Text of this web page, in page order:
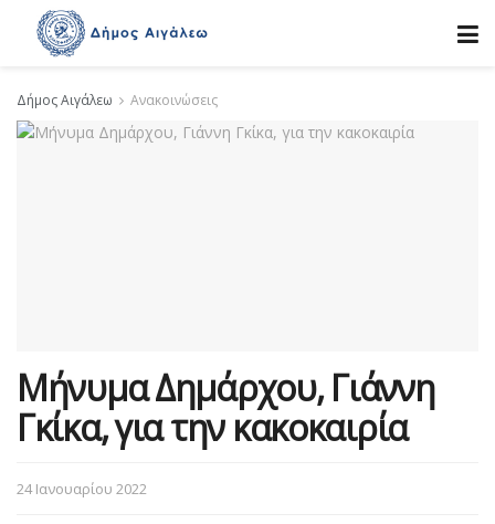
Δήμος Αιγάλεω Ανακοινώσεις
Μήνυμα Δημάρχου, Γιάννη
Γκίκα, για την κακοκαιρία
24 Ιανουαρίου 2022